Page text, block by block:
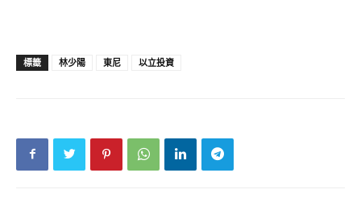
標籤 林少陽 東尼 以立投資